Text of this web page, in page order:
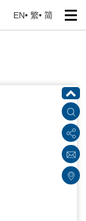
EN• 繁• 简